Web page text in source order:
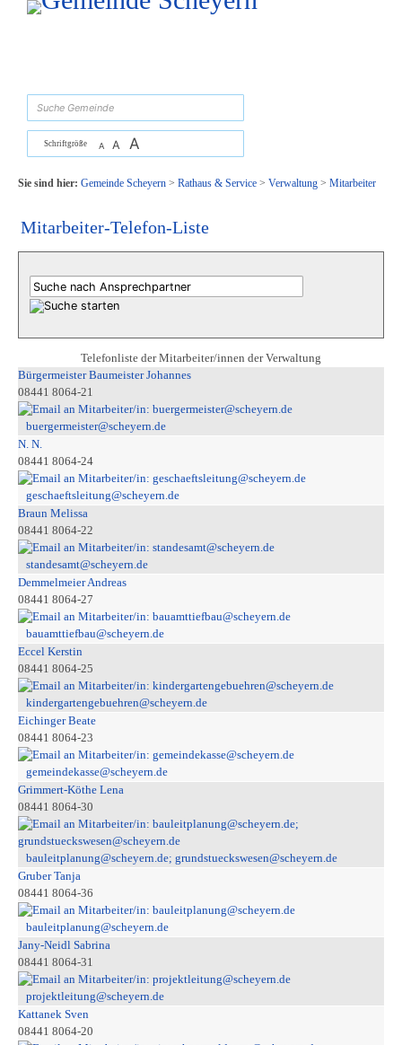
Zum Inhalt, zur Navigationoder zur Startseite springen.
Schriftgröße A A A
Sie sind hier: Gemeinde Scheyern> Rathaus & Service> Verwaltung> Mitarbeiter
Mitarbeiter-Telefon-Liste
Telefonliste der Mitarbeiter/innen der Verwaltung
Bürgermeister Baumeister Johannes
08441 8064-21
buergermeister@scheyern.de
N. N.
08441 8064-24
geschaeftsleitung@scheyern.de
Braun Melissa
08441 8064-22
standesamt@scheyern.de
Demmelmeier Andreas
08441 8064-27
bauamttiefbau@scheyern.de
Eccel Kerstin
08441 8064-25
kindergartengebuehren@scheyern.de
Eichinger Beate
08441 8064-23
gemeindekasse@scheyern.de
Grimmert-Köthe Lena
08441 8064-30
bauleitplanung@scheyern.de; grundstueckswesen@scheyern.de
Gruber Tanja
08441 8064-36
bauleitplanung@scheyern.de
Jany-Neidl Sabrina
08441 8064-31
projektleitung@scheyern.de
Kattanek Sven
08441 8064-20